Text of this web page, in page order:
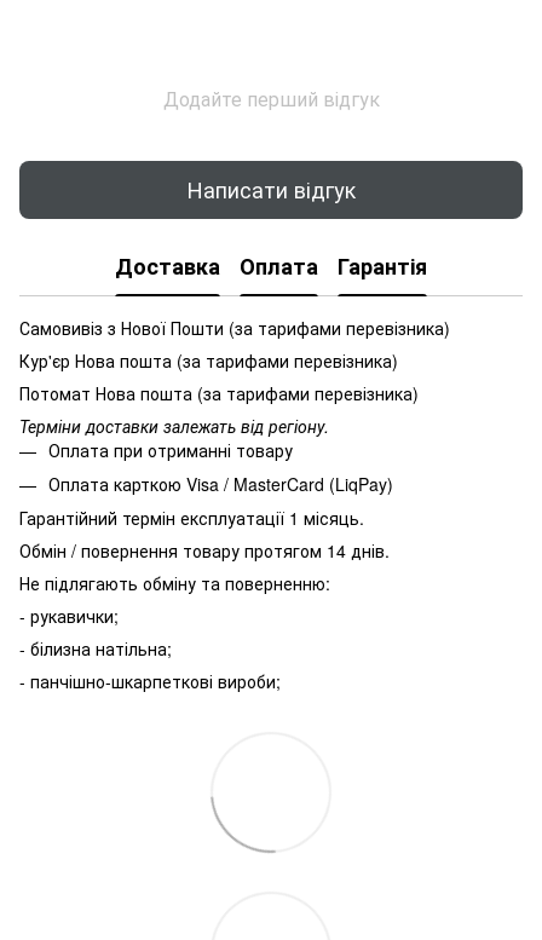
Додайте перший відгук
Написати відгук
Доставка Оплата Гарантія
Самовивіз з Нової Пошти (за тарифами перевізника)
Кур'єр Нова пошта (за тарифами перевізника)
Потомат Нова пошта (за тарифами перевізника)
Терміни доставки залежать від регіону.
Оплата при отриманні товару
Оплата карткою Visa / MasterCard (LiqPay)
Гарантійний термін експлуатації 1 місяць.
Обмін / повернення товару протягом 14 днів.
Не підлягають обміну та поверненню:
- рукавички;
- білизна натільна;
- панчішно-шкарпеткові вироби;